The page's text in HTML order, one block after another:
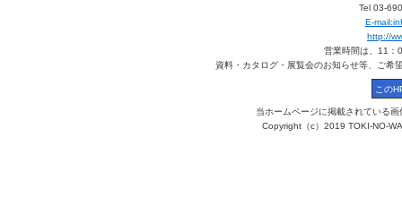
Tel 03-
E-
http://
営業時間は、11：
資料・カタログ・展覧会のお知らせ等、ご希
当ホームページに掲載されている
Copyright（c）2019 TOKI-NO-